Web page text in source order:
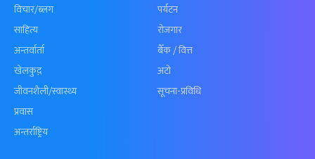
विचार/ब्लग
साहित्य
अन्तर्वार्ता
खेलकुद़़
जीवनशैली/स्वास्थ्य
प्रवास
अन्तर्राष्ट्रिय
पर्यटन
रोजगार
बैँक / वित्त
अटो
सूचना-प्रविधि